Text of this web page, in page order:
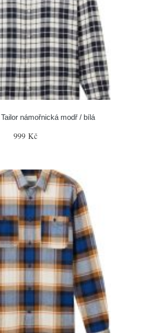
námořnická modř / bílá
999 Kč